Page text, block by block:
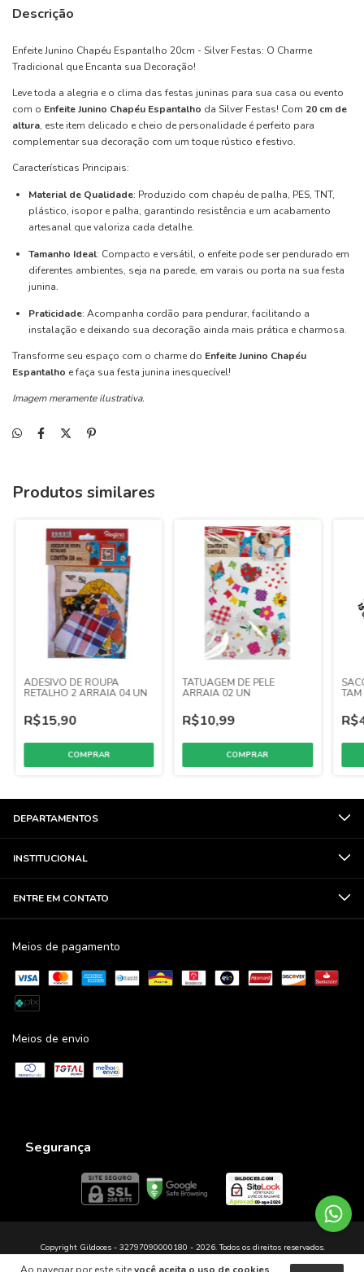
Descrição
Enfeite Junino Chapéu Espantalho 20cm - Silver Festas: O Charme
Tradicional que Encanta sua Decoração!
Leve toda a alegria e o clima das festas juninas para sua casa ou evento
com o Enfeite Junino Chapéu Espantalho da Silver Festas! Com 20 cm de
altura, este item delicado e cheio de personalidade é perfeito para
complementar sua decoração com um toque rústico e festivo.
Características Principais:
Material de Qualidade: Produzido com chapéu de palha, PES, TNT,
plástico, isopor e palha, garantindo resistência e um acabamento
artesanal que valoriza cada detalhe.
Tamanho Ideal: Compacto e versátil, o enfeite pode ser pendurado em
diferentes ambientes, seja na parede, em varais ou porta na sua festa
junina.
Praticidade: Acompanha cordão para pendurar, facilitando a
instalação e deixando sua decoração ainda mais prática e charmosa.
Transforme seu espaço com o charme do Enfeite Junino Chapéu
Espantalho e faça sua festa junina inesquecível!
Imagem meramente ilustrativa.
Produtos similares
ADESIVO DE ROUPA
RETALHO 2 ARRAIA 04 UN
R$15,90
TATUAGEM DE PELE
ARRAIA 02 UN
R$10,99
TAM
DEPARTAMENTOS
INSTITUCIONAL
ENTRE EM CONTATO
Meios de pagamento
Meios de envio
Segurança
Copyright Gildoces - 32797090000180 - 2026. Todos os direitos reservados.